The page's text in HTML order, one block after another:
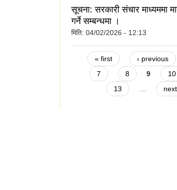
सूचना: सरकारी संचार माध्यममा
गर्ने सम्बन्धमा ।
मिति: 04/02/2026 - 12:13
Pages
« first ‹ previous
7
8 9 10
13
…